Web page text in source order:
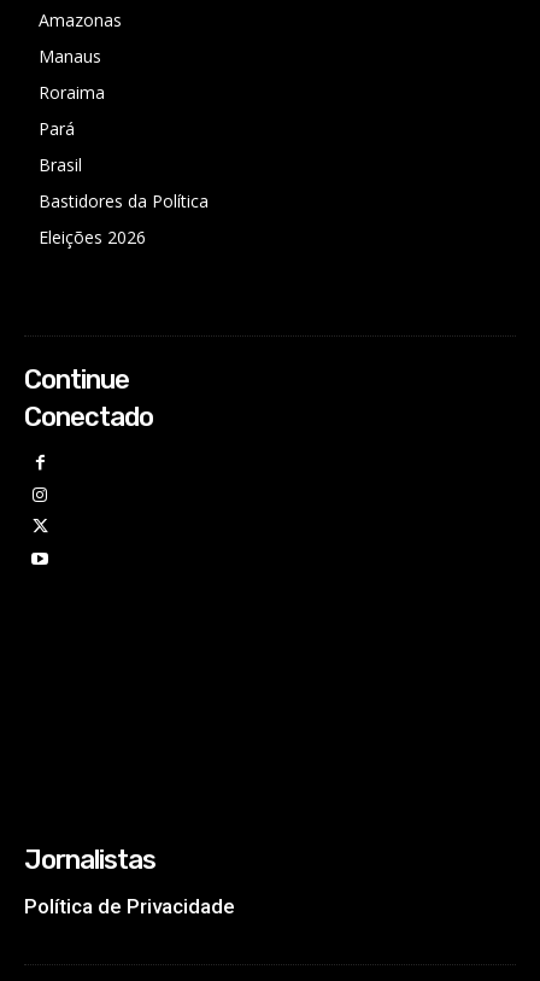
Amazonas
Manaus
Roraima
Pará
Brasil
Bastidores da Política
Eleições 2026
Continue
Conectado
Jornalistas
Política de Privacidade